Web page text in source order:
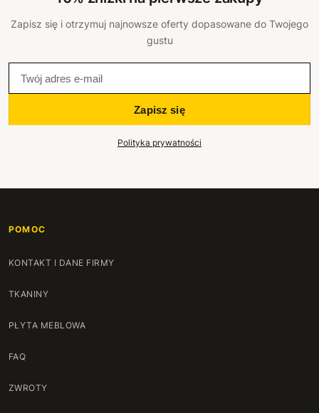
Zapisz się i otrzymuj najnowsze oferty dopasowane do Twojego
gustu
Zapisz się
Polityka prywatności
POMOC
KONTAKT I DANE FIRMY
TKANINY
PŁYTA MEBLOWA
FAQ
ZWROTY